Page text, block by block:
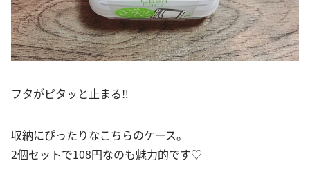
フタがピタッと止まる‼︎
収納にぴったりなこちらのケース。
2個セットで108円なのも魅力的です♡